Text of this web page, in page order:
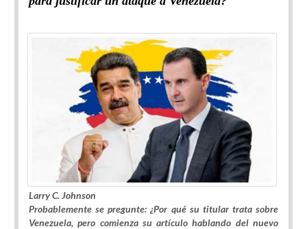
Larry C. Johnson
Probablemente se pregunte: ¿Por qué su titular trata sobre
Venezuela, pero comienza su artículo hablando del nuevo